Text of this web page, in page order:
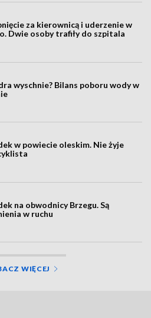
za kierownicą i uderzenie w
Dwie osoby trafiły do szpitala
wyschnie? Bilans poboru wody w
w powiecie oleskim. Nie żyje
na obwodnicy Brzegu. Są
w ruchu
WIĘCEJ